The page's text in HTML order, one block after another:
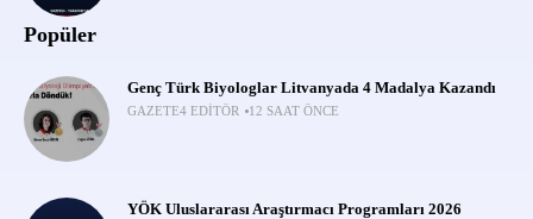
Popüler
Genç Türk Biyologlar Litvanyada 4 Madalya Kazandı
GAZETE4 EDITÖR 12 SAAT ÖNCE
YÖK Uluslararası Araştırmacı Programları 2026